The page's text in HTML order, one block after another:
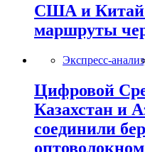
США и Китай
маршруты
Экспресс-
Цифровой
Казахстан и
соединили
оптоволокном